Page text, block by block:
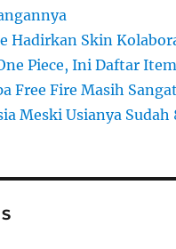
Hadirkan Skin
Piece, Ini Daftar
Free Fire Masih
Meski Usianya Sudah